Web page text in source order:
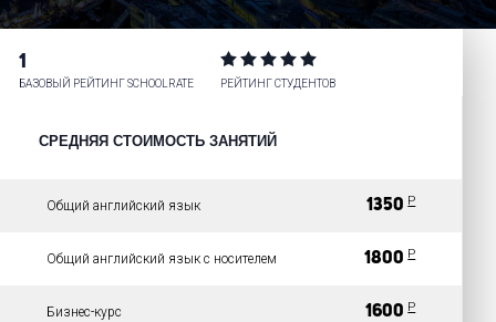
1
БАЗОВЫЙ РЕЙТИНГ SCHOOLRATE РЕЙТИНГ СТУДЕНТОВ
СРЕДНЯЯ СТОИМОСТЬ ЗАНЯТИЙ
Общий английский язык 1350 P
Общий английский язык с носителем 1800 P
Бизнес-курс 1600 P